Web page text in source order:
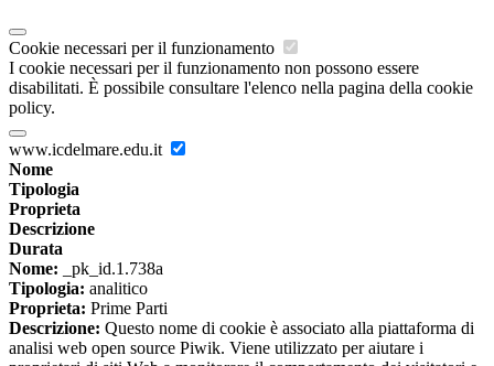
Cookie necessari per il funzionamento
I cookie necessari per il funzionamento non possono essere
disabilitati. È possibile consultare l'elenco nella pagina della cookie
policy.
www.icdelmare.edu.it
Nome
Tipologia
Proprieta
Descrizione
Durata
Nome: _pk_id.1.738a
Tipologia: analitico
Proprieta: Prime Parti
Descrizione: Questo nome di cookie è associato alla piattaforma di
analisi web open source Piwik. Viene utilizzato per aiutare i